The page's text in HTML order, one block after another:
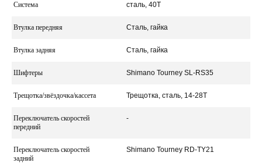
Система сталь, 40T
Втулка передняя Сталь, гайка
Втулка задняя Сталь, гайка
Шифтеры Shimano Tourney SL-RS35
Трещотка/звёздочка/кассета Трещотка, сталь, 14-28Т
Переключатель скоростей
передний
-
Переключатель скоростей
задний
Shimano Tourney RD-TY21